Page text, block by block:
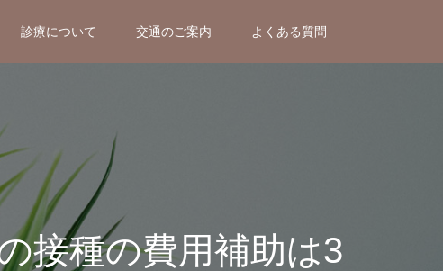
診療について 交通のご案内 よくある質問
接種の費用補助は3